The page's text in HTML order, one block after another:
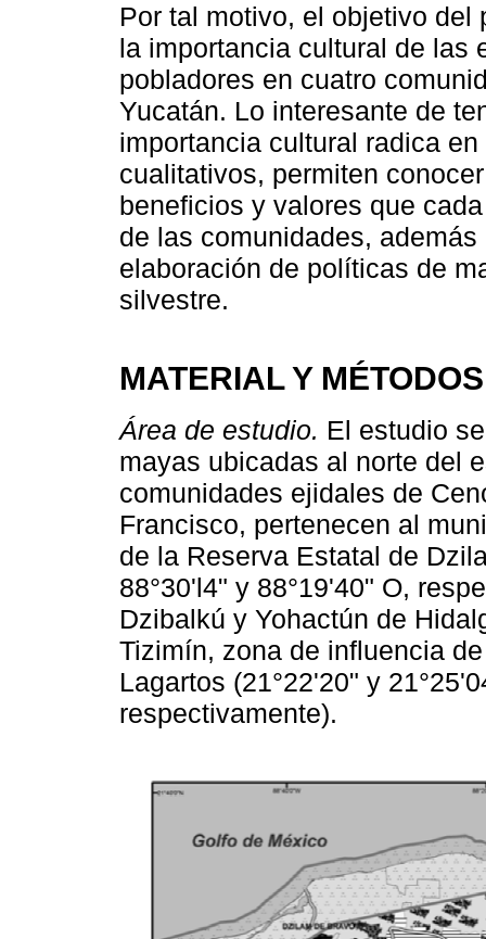
Por tal motivo, el objetivo
la importancia cultural de las
pobladores en cuatro
Yucatán. Lo interesante de
importancia cultural radica
cualitativos, permiten
beneficios y valores que
de las comunidades,
elaboración de políticas de
silvestre.
MATERIAL Y MÉTODOS
Área de estudio. El estudio
mayas ubicadas al norte del
comunidades ejidales de
Francisco, pertenecen al
de la Reserva Estatal de
88°30'l4" y 88°19'40" O,
Dzibalkú y Yohactún de
Tizimín, zona de influencia
Lagartos (21°22'20" y
respectivamente).